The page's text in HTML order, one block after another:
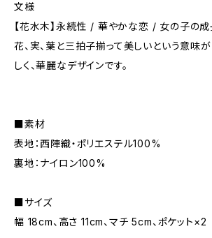
文様
【花水木】永続性 / 華やかな恋 / 女の子の成
花、実、葉と三拍子揃って美しいという意味
しく、華麗なデザインです。
■素材
表地：西陣織・ポリエステル100%
裏地：ナイロン100%
■サイズ
幅 18cm、高さ 11cm、マチ 5cm、ポケット×2